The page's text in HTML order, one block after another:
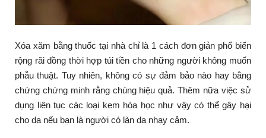
Xóa xăm bằng thuốc tại nhà chỉ là 1 cách đơn giản phổ biến
rộng rãi đồng thời hợp túi tiền cho những người không muốn
phẫu thuật. Tuy nhiên, không có sự đảm bảo nào hay bằng
chứng chứng minh rằng chúng hiệu quả. Thêm nữa việc sử
dụng liên tục các loại kem hóa học như vậy có thể gây hại
cho da nếu bạn là người có làn da nhạy cảm.